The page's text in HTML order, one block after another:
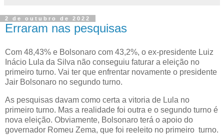
2 de outubro de 2022
Erraram nas pesquisas
Com 48,43% e Bolsonaro com 43,2%, o ex-presidente Luiz
Inácio Lula da Silva não conseguiu faturar a eleição no
primeiro turno. Vai ter que enfrentar novamente o presidente
Jair Bolsonaro no segundo turno.
As pesquisas davam como certa a vitoria de Lula no
primeiro turno. Mas a realidade foi outra e o segundo turno é
nova eleição. Obviamente, Bolsonaro terá o apoio do
governador Romeu Zema, que foi reeleito no primeiro turno.